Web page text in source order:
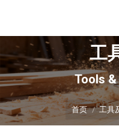
工
Tools
首页 工具